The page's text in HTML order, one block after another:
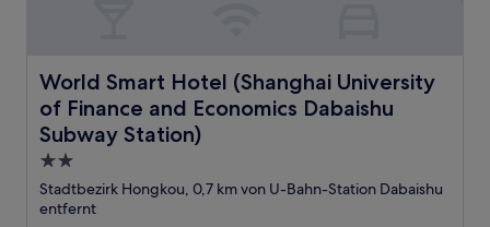
World Smart Hotel (Shanghai University
of Finance and Economics Dabaishu
Subway Station)
World Smart Hotel (Shanghai University of Finance and
2.0-
Sterne-
Unterkunft
Stadtbezirk Hongkou, 0,7 km von U-Bahn-Station Dabaishu
entfernt